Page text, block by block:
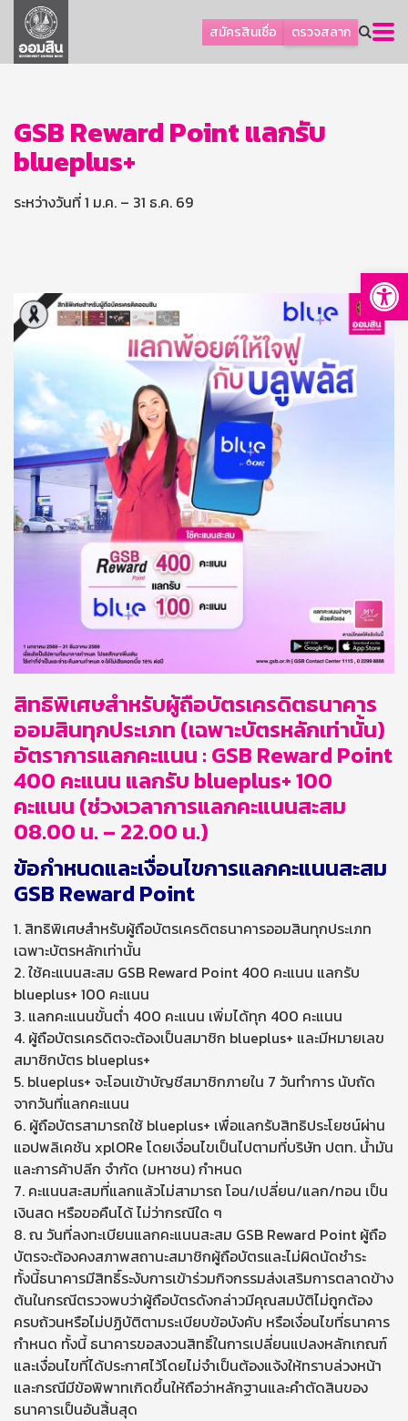
สมัครสินเชื่อ ตรวจสลาก
ลูกค้าธุรกิจ
ลูกค้าผู้ประกอบรายย่อย
ออมเพื่อสุข
เกี่ยวกับธนาคาร
การพัฒนาที่ยั่งยืน
ติดต่อเรา
บริการออนไลน์
EN
GSB Society
GSB Reward Point แลกรับ
blueplus+
ระหว่างวันที่ 1 ม.ค. – 31 ธ.ค. 69
สิทธิพิเศษสำหรับผู้ถือบัตรเครดิตธนาคาร
ออมสินทุกประเภท (เฉพาะบัตรหลักเท่านั้น)
อัตราการแลกคะแนน : GSB Reward Point
400 คะแนน แลกรับ blueplus+ 100
คะแนน (ช่วงเวลาการแลกคะแนนสะสม
08.00 น. – 22.00 น.)
ข้อกำหนดและเงื่อนไขการแลกคะแนนสะสม
GSB Reward Point
1. สิทธิพิเศษสำหรับผู้ถือบัตรเครดิตธนาคารออมสินทุกประเภท
เฉพาะบัตรหลักเท่านั้น
2. ใช้คะแนนสะสม GSB Reward Point 400 คะแนน แลกรับ
blueplus+ 100 คะแนน
3. แลกคะแนนขั้นต่ำ 400 คะแนน เพิ่มได้ทุก 400 คะแนน
4. ผู้ถือบัตรเครดิตจะต้องเป็นสมาชิก blueplus+ และมีหมายเลข
สมาชิกบัตร blueplus+
5. blueplus+ จะโอนเข้าบัญชีสมาชิกภายใน 7 วันทำการ นับถัด
จากวันที่แลกคะแนน
6. ผู้ถือบัตรสามารถใช้ blueplus+ เพื่อแลกรับสิทธิประโยชน์ผ่าน
แอปพลิเคชัน xplORe โดยเงื่อนไขเป็นไปตามที่บริษัท ปตท. น้ำมัน
และการค้าปลีก จำกัด (มหาชน) กำหนด
7. คะแนนสะสมที่แลกแล้วไม่สามารถ โอน/เปลี่ยน/แลก/ทอน เป็น
เงินสด หรือขอคืนได้ ไม่ว่ากรณีใด ๆ
8. ณ วันที่ลงทะเบียนแลกคะแนนสะสม GSB Reward Point ผู้ถือ
บัตรจะต้องคงสภาพสถานะสมาชิกผู้ถือบัตรและไม่ผิดนัดชำระ
ทั้งนี้ธนาคารมีสิทธิ์ระงับการเข้าร่วมกิจกรรมส่งเสริมการตลาดข้าง
ต้นในกรณีตรวจพบว่าผู้ถือบัตรดังกล่าวมีคุณสมบัติไม่ถูกต้อง
ครบถ้วนหรือไม่ปฏิบัติตามระเบียบข้อบังคับ หรือเงื่อนไขที่ธนาคาร
กำหนด ทั้งนี้ ธนาคารขอสงวนสิทธิ์ในการเปลี่ยนแปลงหลักเกณฑ์
และเงื่อนไขที่ได้ประกาศไว้โดยไม่จำเป็นต้องแจ้งให้ทราบล่วงหน้า
และกรณีมีข้อพิพาทเกิดขึ้นให้ถือว่าหลักฐานและคำตัดสินของ
ธนาคารเป็นอันสิ้นสุด